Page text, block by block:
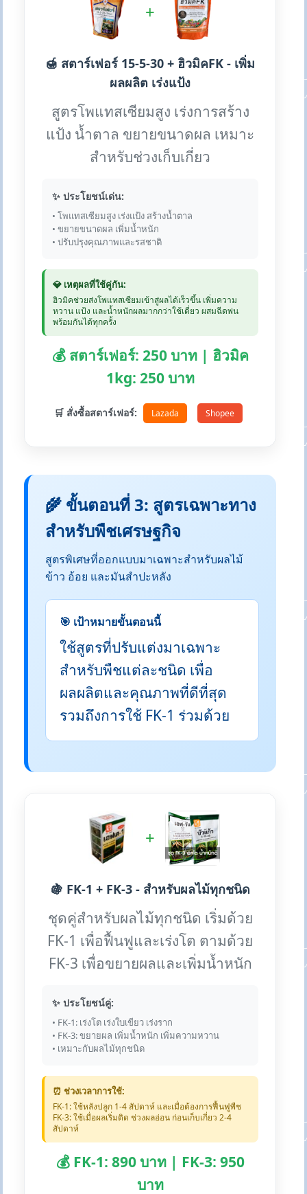
+
🍯 สตาร์เฟอร์ 15-5-30 + ฮิวมิคFK - เพิ่ม
ผลผลิต เร่งแป้ง
สูตรโพแทสเซียมสูง เร่งการสร้าง
แป้ง น้ำตาล ขยายขนาดผล เหมาะ
สำหรับช่วงเก็บเกี่ยว
✨ ประโยชน์เด่น:
• โพแทสเซียมสูง เร่งแป้ง สร้างน้ำตาล
• ขยายขนาดผล เพิ่มน้ำหนัก
• ปรับปรุงคุณภาพและรสชาติ
💎 เหตุผลที่ใช้คู่กัน:
ฮิวมิคช่วยส่งโพแทสเซียมเข้าสู่ผลได้เร็วขึ้น เพิ่มความ
หวาน แป้ง และน้ำหนักผลมากกว่าใช้เดี่ยว ผสมฉีดพ่น
พร้อมกันได้ทุกครั้ง
💰 สตาร์เฟอร์: 250 บาท | ฮิวมิค
1kg: 250 บาท
🛒 สั่งซื้อสตาร์เฟอร์: Lazada Shopee
🌾 ขั้นตอนที่ 3: สูตรเฉพาะทาง
สำหรับพืชเศรษฐกิจ
สูตรพิเศษที่ออกแบบมาเฉพาะสำหรับผลไม้
ข้าว อ้อย และมันสำปะหลัง
🎯 เป้าหมายขั้นตอนนี้
ใช้สูตรที่ปรับแต่งมาเฉพาะ
สำหรับพืชแต่ละชนิด เพื่อ
ผลผลิตและคุณภาพที่ดีที่สุด
รวมถึงการใช้ FK-1 ร่วมด้วย
+
🍇 FK-1 + FK-3 - สำหรับผลไม้ทุกชนิด
ชุดคู่สำหรับผลไม้ทุกชนิด เริ่มด้วย
FK-1 เพื่อฟื้นฟูและเร่งโต ตามด้วย
FK-3 เพื่อขยายผลและเพิ่มน้ำหนัก
✨ ประโยชน์คู่:
• FK-1: เร่งโต เร่งใบเขียว เร่งราก
• FK-3: ขยายผล เพิ่มน้ำหนัก เพิ่มความหวาน
• เหมาะกับผลไม้ทุกชนิด
⏰ ช่วงเวลาการใช้:
FK-1: ใช้หลังปลูก 1-4 สัปดาห์ และเมื่อต้องการฟื้นฟูพืช
FK-3: ใช้เมื่อผลเริ่มติด ช่วงผลอ่อน ก่อนเก็บเกี่ยว 2-4
สัปดาห์
💰 FK-1: 890 บาท | FK-3: 950
บาท